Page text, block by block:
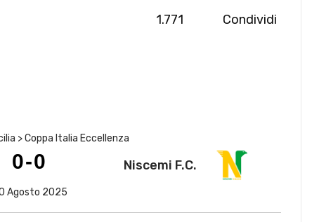
1.771 Condividi
> Coppa Italia Eccellenza
0-0 Niscemi F.C.
Agosto 2025